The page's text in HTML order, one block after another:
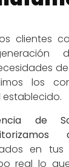
clientes
los
de
en tus
real lo